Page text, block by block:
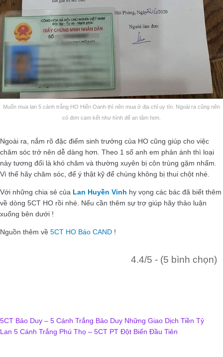
Muốn mua lan 5 cánh trắng HO Hiển Oanh thì nên mua ở địa chỉ uy tín. Ngoài ra cũng nên
có đơn cam kết như hình để an tâm hơn.
Ngoài ra, nắm rõ đặc điểm sinh trưởng của HO cũng giúp cho việc
chăm sóc trở nên dễ dàng hơn. Theo 1 số anh em phản ánh thì loại
này tương đối là khó chăm và thường xuyên bị côn trùng gặm nhấm.
Vì thế hãy chăm sóc, để ý thật kỹ để chúng không bị thui chột nhé.
Với những chia sẻ của Lan Huyền Vinh hy vọng các bác đã biết thêm
về dòng 5CT HO rồi nhé. Nếu cần thêm sự trợ giúp hãy thảo luận
xuống bên dưới !
Nguồn thêm về 5CT HO Báo CAND !
4.4/5 - (5 bình chọn)
Điều
5CT Bảo Duy – 5 Cánh Trắng Bảo Duy Những Giao Dịch Tiền Tỷ
Lan 5 Cánh Trắng Phú Thọ – 5CT PT Đột Biến Đầu Tiên